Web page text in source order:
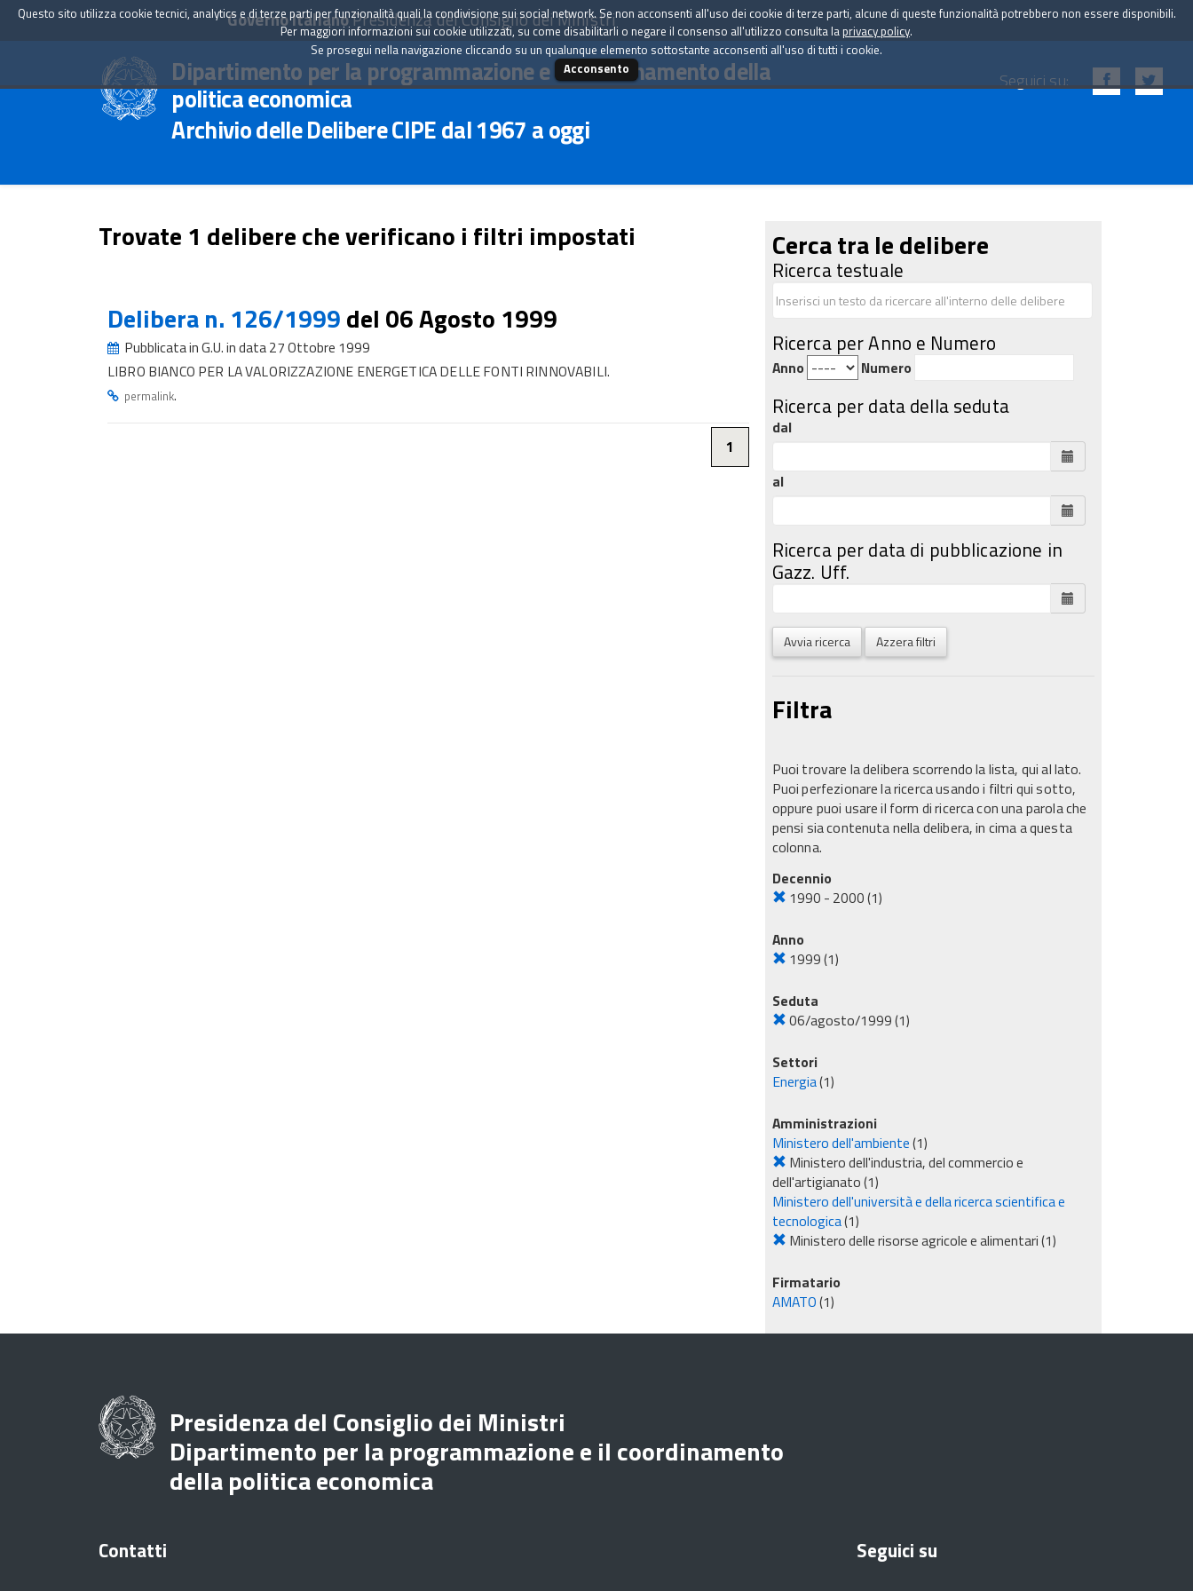
Governo ItalianoPresidenza del Consiglio dei Ministri
Dipartimento per la programmazione e il coordinamento della
politica economica
Archivio delle Delibere CIPE dal 1967 a oggi
Seguici su:
Trovate 1 delibere che verificano i filtri impostati
Delibera n. 126/1999del 06 Agosto 1999
Pubblicata in G.U. in data 27 Ottobre 1999
LIBRO BIANCO PER LA VALORIZZAZIONE ENERGETICA DELLE FONTI RINNOVABILI.
permalink.
1
Cerca tra le delibere
Ricerca testuale
Ricerca per Anno e Numero
Anno Numero
Ricerca per data della seduta
dal
al
Ricerca per data di pubblicazione in
Gazz. Uff.
Avvia ricerca Azzera filtri
Filtra
Puoi trovare la delibera scorrendo la lista, qui al lato.
Puoi perfezionare la ricerca usando i filtri qui sotto,
oppure puoi usare il form di ricerca con una parola che
pensi sia contenuta nella delibera, in cima a questa
colonna.
Decennio
1990 - 2000(1)
Anno
1999(1)
Seduta
06/agosto/1999(1)
Settori
Energia(1)
Amministrazioni
Ministero dell'ambiente(1)
Ministero dell'industria, del commercio e
dell'artigianato(1)
Ministero dell'università e della ricerca scientifica e
tecnologica(1)
Ministero delle risorse agricole e alimentari(1)
Firmatario
AMATO(1)
Questo sito utilizza cookie tecnici, analytics e di terze parti per funzionalità quali la condivisione sui social network. Se non acconsenti all'uso dei cookie di terze parti, alcune di queste funzionalità potrebbero non essere disponibili.
Per maggiori informazioni sui cookie utilizzati, su come disabilitarli o negare il consenso all'utilizzo consulta la privacy policy.
Se prosegui nella navigazione cliccando su un qualunque elemento sottostante acconsenti all'uso di tutti i cookie.
Acconsento
Presidenza del Consiglio dei Ministri
Dipartimento per la programmazione e il coordinamento
della politica economica
Contatti Seguici su